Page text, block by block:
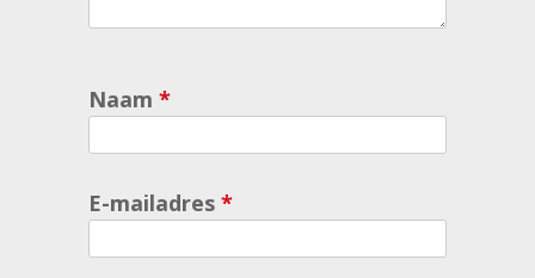
Naam *
E-mailadres *